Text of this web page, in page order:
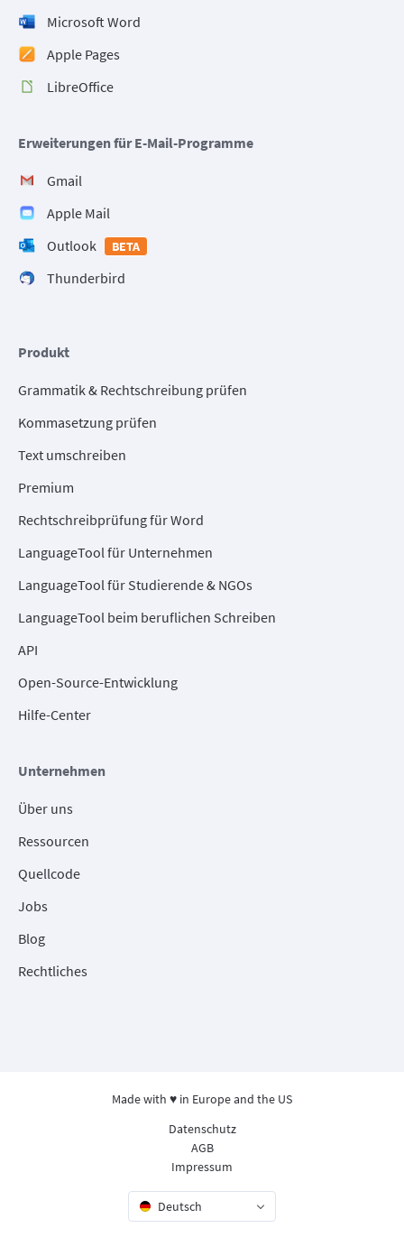
Microsoft Word
Apple Pages
LibreOffice
Erweiterungen für E-Mail-Programme
Gmail
Apple Mail
Outlook
BETA
Thunderbird
Produkt
Grammatik & Rechtschreibung prüfen
Kommasetzung prüfen
Text umschreiben
Premium
Rechtschreibprüfung für Word
LanguageTool für Unternehmen
LanguageTool für Studierende & NGOs
LanguageTool beim beruflichen Schreiben
API
Open-Source-Entwicklung
Hilfe-Center
Unternehmen
Über uns
Ressourcen
Quellcode
Jobs
Blog
Rechtliches
Made with ♥ in Europe and the US
Datenschutz
AGB
Impressum
Deutsch